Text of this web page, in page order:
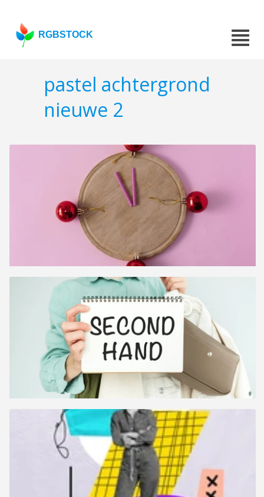
RGBSTOCK
pastel achtergrond
nieuwe 2